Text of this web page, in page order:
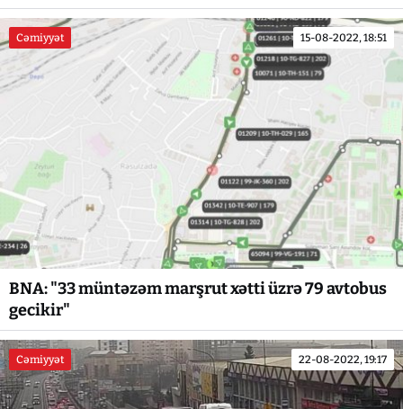
Cəmiyyət 15-08-2022, 18:51
BNA: "33 müntəzəm marşrut xətti üzrə 79 avtobus
gecikir"
Cəmiyyət 22-08-2022, 19:17